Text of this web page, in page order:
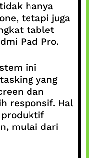
hanya
tetapi juga
tablet
Pad Pro.
ini
yang
dan
responsif. Hal
mulai dari